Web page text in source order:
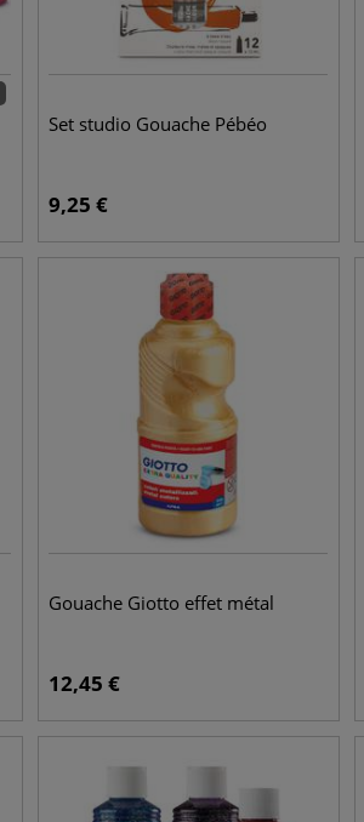
Set studio Gouache Pébéo
9,25 €
Gouache Giotto effet métal
12,45 €